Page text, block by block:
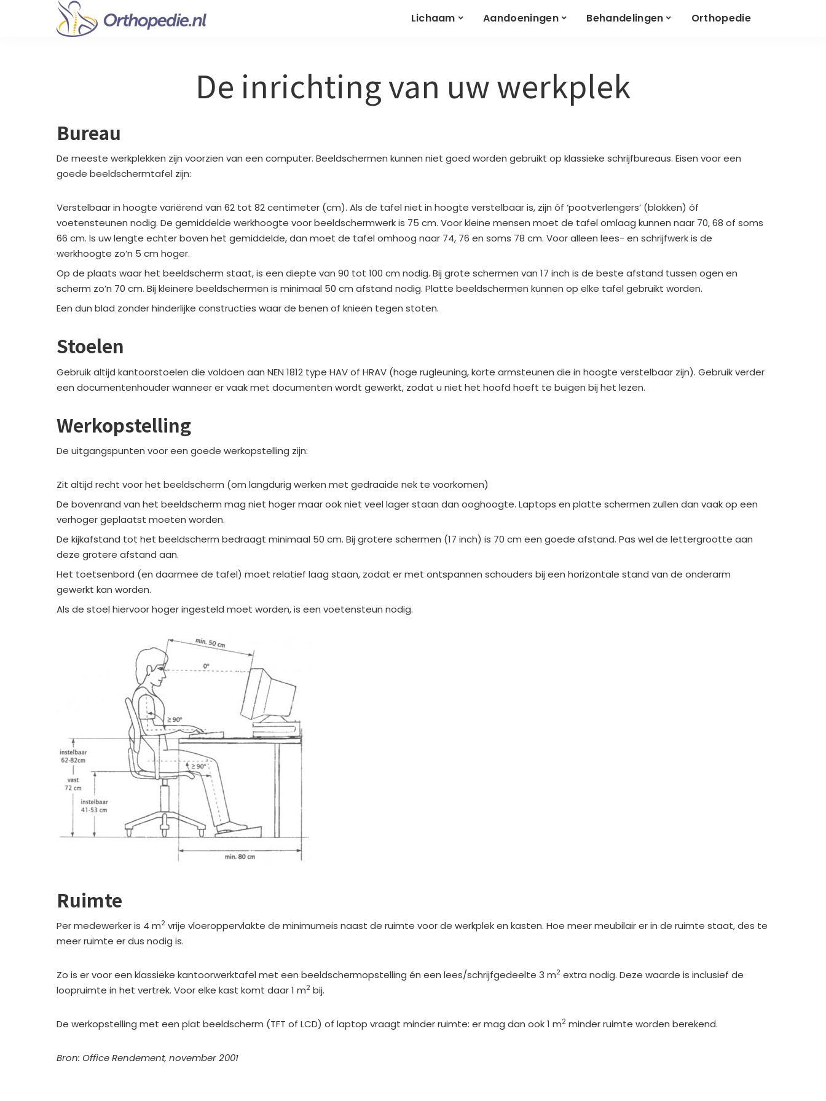
Lichaam Aandoeningen Behandelingen Orthopedie
De inrichting van uw werkplek
Bureau
De meeste werkplekken zijn voorzien van een computer. Beeldschermen kunnen niet goed worden gebruikt op klassieke schrijfbureaus. Eisen voor een
goede beeldschermtafel zijn:
Verstelbaar in hoogte variërend van 62 tot 82 centimeter (cm). Als de tafel niet in hoogte verstelbaar is, zijn óf ‘pootverlengers’ (blokken) óf
voetensteunen nodig. De gemiddelde werkhoogte voor beeldschermwerk is 75 cm. Voor kleine mensen moet de tafel omlaag kunnen naar 70, 68 of soms
66 cm. Is uw lengte echter boven het gemiddelde, dan moet de tafel omhoog naar 74, 76 en soms 78 cm. Voor alleen lees- en schrijfwerk is de
werkhoogte zo’n 5 cm hoger.
Op de plaats waar het beeldscherm staat, is een diepte van 90 tot 100 cm nodig. Bij grote schermen van 17 inch is de beste afstand tussen ogen en
scherm zo’n 70 cm. Bij kleinere beeldschermen is minimaal 50 cm afstand nodig. Platte beeldschermen kunnen op elke tafel gebruikt worden.
Een dun blad zonder hinderlijke constructies waar de benen of knieën tegen stoten.
Stoelen
Gebruik altijd kantoorstoelen die voldoen aan NEN 1812 type HAV of HRAV (hoge rugleuning, korte armsteunen die in hoogte verstelbaar zijn). Gebruik verder
een documentenhouder wanneer er vaak met documenten wordt gewerkt, zodat u niet het hoofd hoeft te buigen bij het lezen.
Werkopstelling
De uitgangspunten voor een goede werkopstelling zijn:
Zit altijd recht voor het beeldscherm (om langdurig werken met gedraaide nek te voorkomen)
De bovenrand van het beeldscherm mag niet hoger maar ook niet veel lager staan dan ooghoogte. Laptops en platte schermen zullen dan vaak op een
verhoger geplaatst moeten worden.
De kijkafstand tot het beeldscherm bedraagt minimaal 50 cm. Bij grotere schermen (17 inch) is 70 cm een goede afstand. Pas wel de lettergrootte aan
deze grotere afstand aan.
Het toetsenbord (en daarmee de tafel) moet relatief laag staan, zodat er met ontspannen schouders bij een horizontale stand van de onderarm
gewerkt kan worden.
Als de stoel hiervoor hoger ingesteld moet worden, is een voetensteun nodig.
Ruimte
Per medewerker is 4 m2 vrije vloeroppervlakte de minimumeis naast de ruimte voor de werkplek en kasten. Hoe meer meubilair er in de ruimte staat, des te
meer ruimte er dus nodig is.
Zo is er voor een klassieke kantoorwerktafel met een beeldschermopstelling én een lees/schrijfgedeelte 3 m2 extra nodig. Deze waarde is inclusief de
loopruimte in het vertrek. Voor elke kast komt daar 1 m2 bij.
De werkopstelling met een plat beeldscherm (TFT of LCD) of laptop vraagt minder ruimte: er mag dan ook 1 m2 minder ruimte worden berekend.
Bron: Office Rendement, november 2001